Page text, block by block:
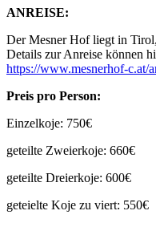
ANREISE:
Der Mesner Hof liegt in
Details zur Anreise können
https://www.mesnerhof-c.at/
Preis pro Person:
Einzelkoje: 750€
geteilte Zweierkoje: 660€
geteilte Dreierkoje: 600€
geteielte Koje zu viert: 550€